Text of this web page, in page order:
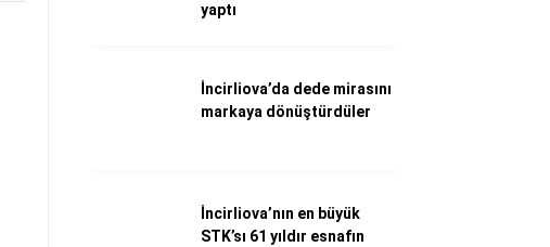
yaptı
İncirliova’da dede mirasını
markaya dönüştürdüler
İncirliova’nın en büyük
STK’sı 61 yıldır esnafın